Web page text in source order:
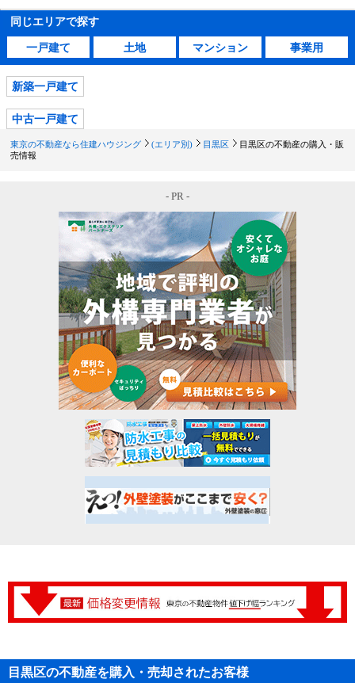
同じエリアで探す
一戸建て 土地 マンション 事業用
新築一戸建て
中古一戸建て
東京の不動産なら住建ハウジング (エリア別) 目黒区
目黒区の不動産の購入・販
売情報
- PR -
目黒区の不動産を購入・売却されたお客様